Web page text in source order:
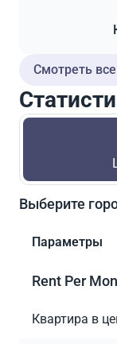
Смотреть все
Выберите
Параметры
Rent Per
Квартира в